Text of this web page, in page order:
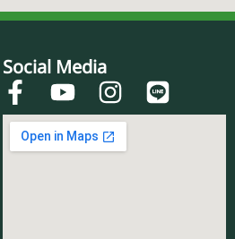
Social Media
F
a
c
Y
o
u
I
n
s
L
i